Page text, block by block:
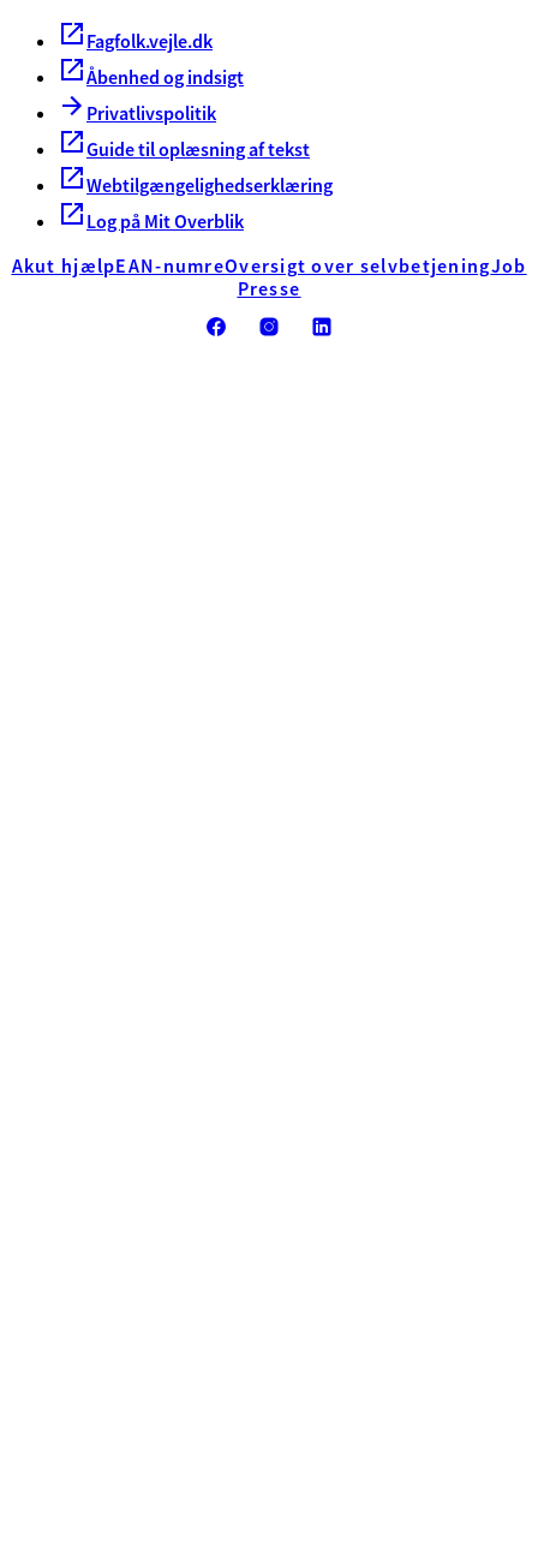
Fagfolk.vejle.dk
Åbenhed og indsigt
Privatlivspolitik
Guide til oplæsning af tekst
Webtilgængelighedserklæring
Log på Mit Overblik
Akut hjælpEAN-numreOversigt over selvbetjeningJob
Presse